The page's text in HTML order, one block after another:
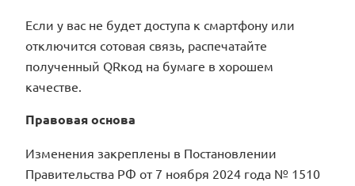
Если у вас не будет доступа к смартфону или
отключится сотовая связь, распечатайте
полученный QRкод на бумаге в хорошем
качестве.
Правовая основа
Изменения закреплены в Постановлении
Правительства РФ от 7 ноября 2024 года № 1510